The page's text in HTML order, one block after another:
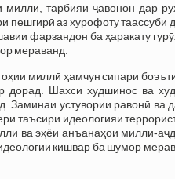
миллӣ, тарбияи ҷавонон дар
пешгирӣ аз хурофоту таассуби
фарзандон ба ҳаракату
мераванд.
миллӣ ҳамчун сипари
дорад. Шахси худшинос ва
Заминаи устувории равонӣ ва
таъсири идеологияи
ва эҳёи анъанаҳои миллӣ-
кишвар ба шумор